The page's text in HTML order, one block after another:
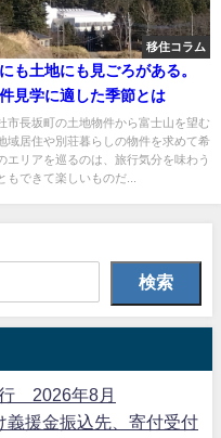
移住コラム
も土地にも見ごろがある。
見学に適した季節とは
市長坂町の土地物件から富士山を望む
域居住や別荘暮らしの物件を求めて希
エリアを巡るのは、旅行気分を味わう
もできて楽しいものだ...
検索
行 2026年8月
義援金振込先、寄付受付